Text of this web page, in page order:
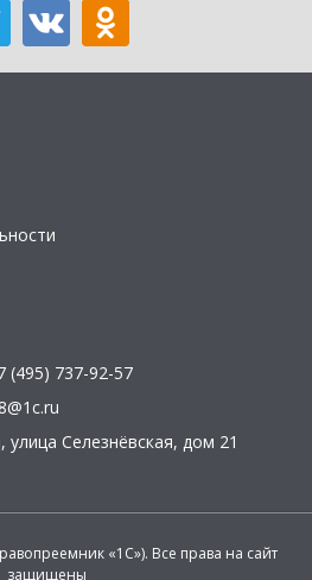
(495) 737-92-57
, улица Селезнёвская, дом 21
«1С»). Все права на сайт
защищены